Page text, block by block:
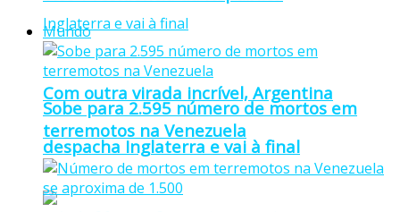
Com outra virada incrível, Argentina
despacha Inglaterra e vai à final
Mundo
Sobe para 2.595 número de mortos em
terremotos na Venezuela